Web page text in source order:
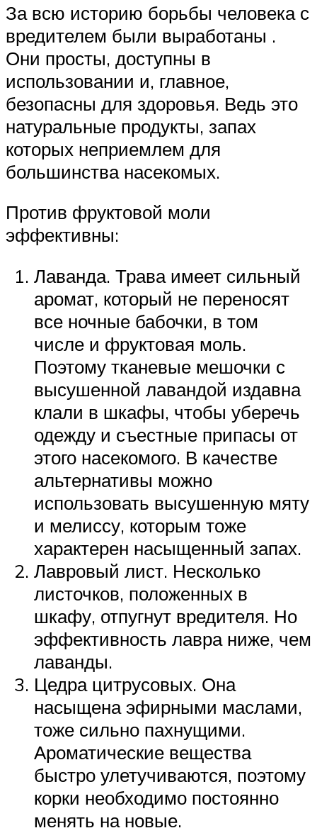
За всю историю борьбы человека с
вредителем были выработаны .
Они просты, доступны в
использовании и, главное,
безопасны для здоровья. Ведь это
натуральные продукты, запах
которых неприемлем для
большинства насекомых.
Против фруктовой моли
эффективны:
Лаванда. Трава имеет сильный
аромат, который не переносят
все ночные бабочки, в том
числе и фруктовая моль.
Поэтому тканевые мешочки с
высушенной лавандой издавна
клали в шкафы, чтобы уберечь
одежду и съестные припасы от
этого насекомого. В качестве
альтернативы можно
использовать высушенную мяту
и мелиссу, которым тоже
характерен насыщенный запах.
Лавровый лист. Несколько
листочков, положенных в
шкафу, отпугнут вредителя. Но
эффективность лавра ниже, чем
лаванды.
Цедра цитрусовых. Она
насыщена эфирными маслами,
тоже сильно пахнущими.
Ароматические вещества
быстро улетучиваются, поэтому
корки необходимо постоянно
менять на новые.